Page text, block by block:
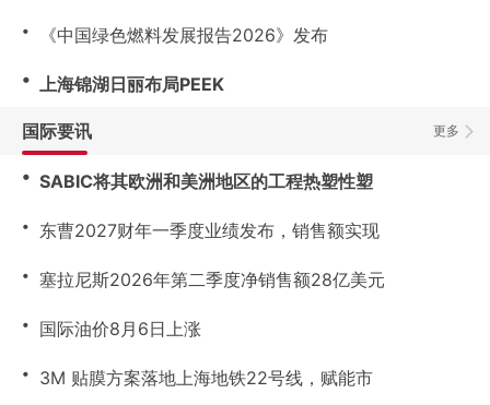
・ 《中国绿色燃料发展报告2026》发布
・ 上海锦湖日丽布局PEEK
更多
国际要讯
・ SABIC将其欧洲和美洲地区的工程热塑性塑
・ 东曹2027财年一季度业绩发布，销售额实现
・ 塞拉尼斯2026年第二季度净销售额28亿美元
・ 国际油价8月6日上涨
・ 3M 贴膜方案落地上海地铁22号线，赋能市